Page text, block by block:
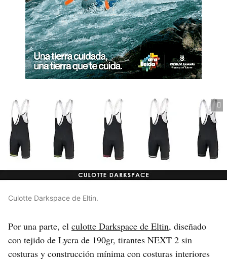
Culotte Darkspace de Eltin.
Por una parte, el culotte Darkspace de Eltin, diseñado
con tejido de Lycra de 190gr, tirantes NEXT 2 sin
costuras y construcción mínima con costuras interiores